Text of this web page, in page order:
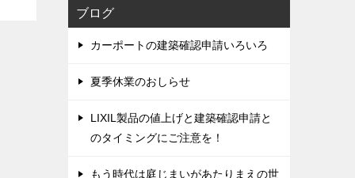
ブログ
カーポートの建築確認申請いろいろ
夏季休業のおしらせ
LIXIL製品の値上げと建築確認申請と
のタイミングにご注意を！
もう時代は庭じまいがあたりまえの世